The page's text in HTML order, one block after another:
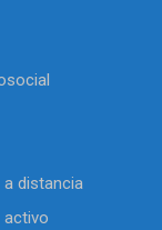
a distancia
activo